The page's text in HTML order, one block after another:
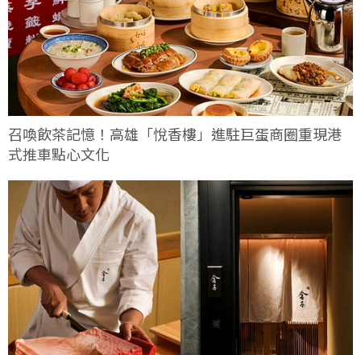
召喚飲茶記憶！高雄「悅香樓」進駐巨蛋商圈重現港
式推車點心文化